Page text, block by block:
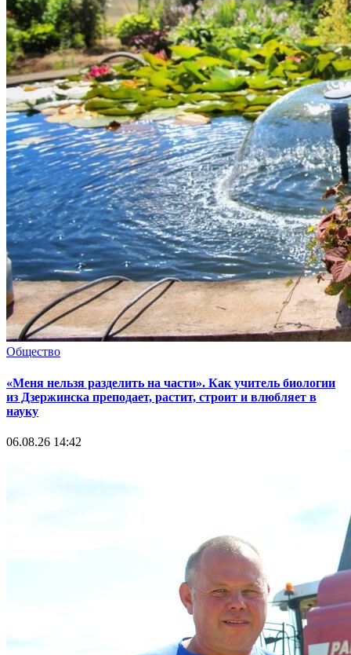
Общество
«Меня нельзя разделить на части». Как учитель биологии
из Дзержинска преподает, растит, строит и влюбляет в
науку
06.08.26 14:42